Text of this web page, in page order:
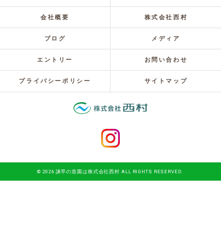
会社概要 株式会社西村
ブログ メディア
エントリー お問い合わせ
プライバシーポリシー サイトマップ
© 2026 諫早の造園は株式会社西村 ALL RIGHTS RESERVED.